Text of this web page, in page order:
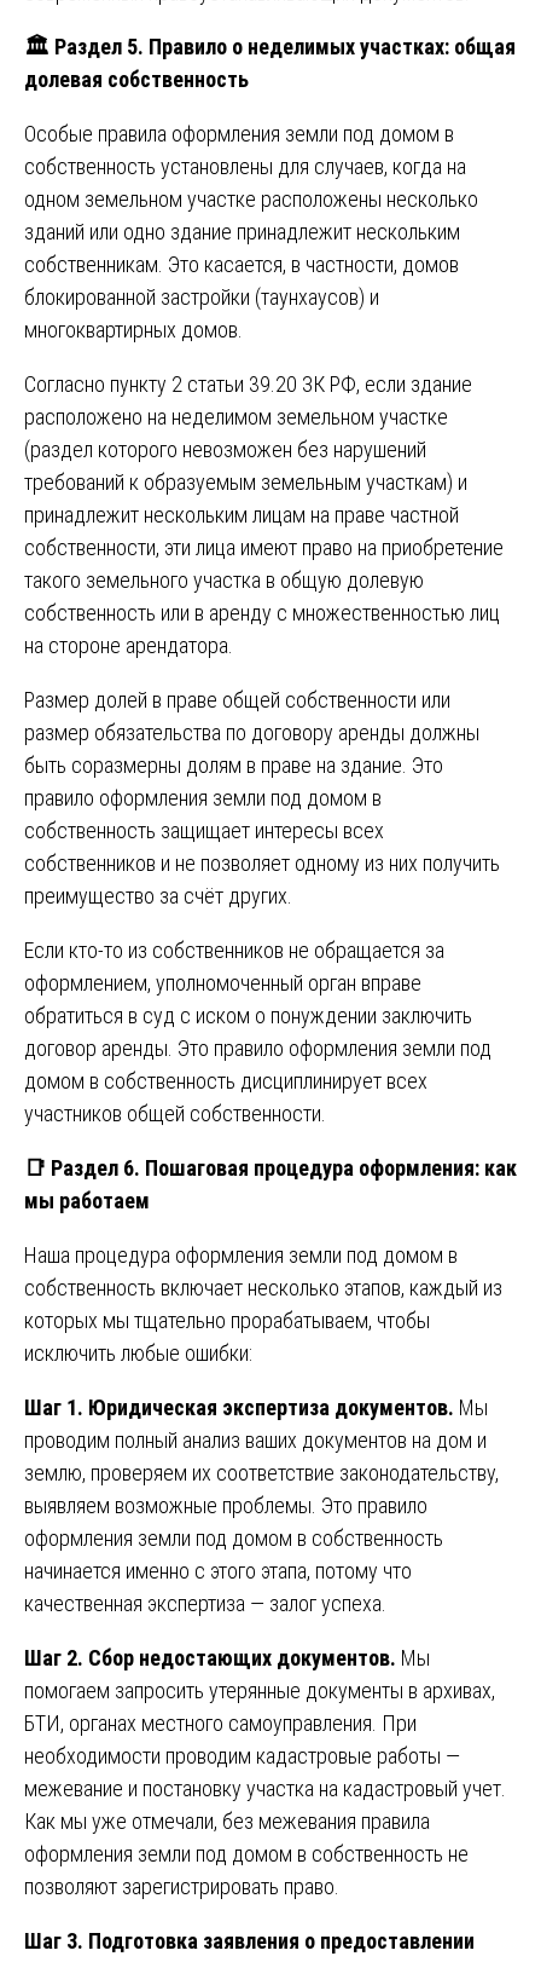
🏛️ Раздел 5. Правило о неделимых участках: общая
долевая собственность
Особые правила оформления земли под домом в
собственность установлены для случаев, когда на
одном земельном участке расположены несколько
зданий или одно здание принадлежит нескольким
собственникам. Это касается, в частности, домов
блокированной застройки (таунхаусов) и
многоквартирных домов.
Согласно пункту 2 статьи 39.20 ЗК РФ, если здание
расположено на неделимом земельном участке
(раздел которого невозможен без нарушений
требований к образуемым земельным участкам) и
принадлежит нескольким лицам на праве частной
собственности, эти лица имеют право на приобретение
такого земельного участка в общую долевую
собственность или в аренду с множественностью лиц
на стороне арендатора.
Размер долей в праве общей собственности или
размер обязательства по договору аренды должны
быть соразмерны долям в праве на здание. Это
правило оформления земли под домом в
собственность защищает интересы всех
собственников и не позволяет одному из них получить
преимущество за счёт других.
Если кто-то из собственников не обращается за
оформлением, уполномоченный орган вправе
обратиться в суд с иском о понуждении заключить
договор аренды. Это правило оформления земли под
домом в собственность дисциплинирует всех
участников общей собственности.
📑 Раздел 6. Пошаговая процедура оформления: как
мы работаем
Наша процедура оформления земли под домом в
собственность включает несколько этапов, каждый из
которых мы тщательно прорабатываем, чтобы
исключить любые ошибки:
Шаг 1. Юридическая экспертиза документов. Мы
проводим полный анализ ваших документов на дом и
землю, проверяем их соответствие законодательству,
выявляем возможные проблемы. Это правило
оформления земли под домом в собственность
начинается именно с этого этапа, потому что
качественная экспертиза — залог успеха.
Шаг 2. Сбор недостающих документов. Мы
помогаем запросить утерянные документы в архивах,
БТИ, органах местного самоуправления. При
необходимости проводим кадастровые работы —
межевание и постановку участка на кадастровый учет.
Как мы уже отмечали, без межевания правила
оформления земли под домом в собственность не
позволяют зарегистрировать право.
Шаг 3. Подготовка заявления о предоставлении